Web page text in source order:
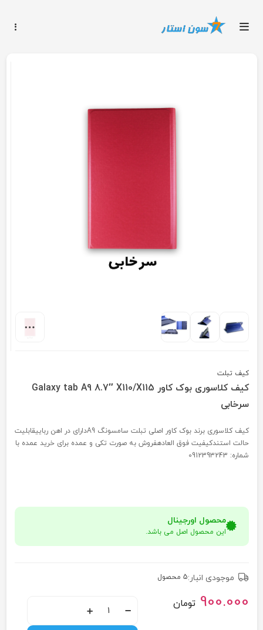
کیف تبلت
کیف کلاسوری بوک کاور Galaxy tab A9 8.7″ X110/X115
سرخابی
کیف کلاسوری برند بوک کاور اصلی تبلت سامسونگ A9دارای در اهن رباییقابلیت
حالت استندکیفیت فوق العادهفروش به صورت تکی و عمده برای خرید عمده با
شماره: 0912393243
محصول اورجینال
این محصول اصل می باشد.
موجودی انبار:5 محصول
تومان900.000